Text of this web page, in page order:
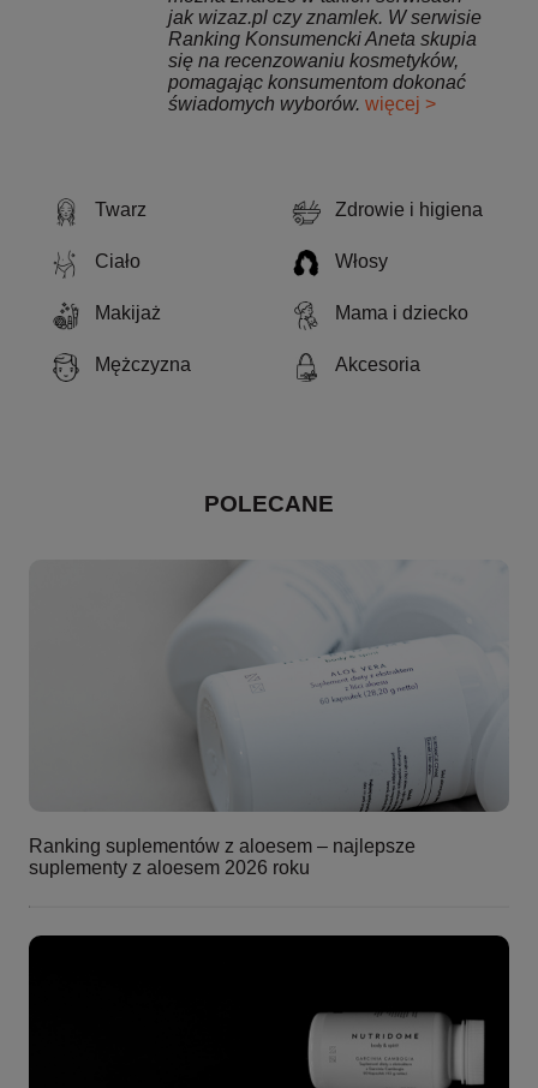
Twarz Zdrowie i higiena
Ciało Włosy
Makijaż Mama i dziecko
Mężczyzna Akcesoria
POLECANE
Ranking suplementów z aloesem – najlepsze
suplementy z aloesem 2026 roku
jak wizaz.pl czy znamlek. W serwisie
Ranking Konsumencki Aneta skupia
się na recenzowaniu kosmetyków,
pomagając konsumentom dokonać
świadomych wyborów. więcej >